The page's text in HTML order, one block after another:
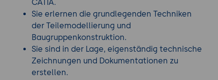
CATIA.
Sie erlernen die grundlegenden Techniken
der Teilemodellierung und
Baugruppenkonstruktion.
Sie sind in der Lage, eigenständig technische
Zeichnungen und Dokumentationen zu
erstellen.